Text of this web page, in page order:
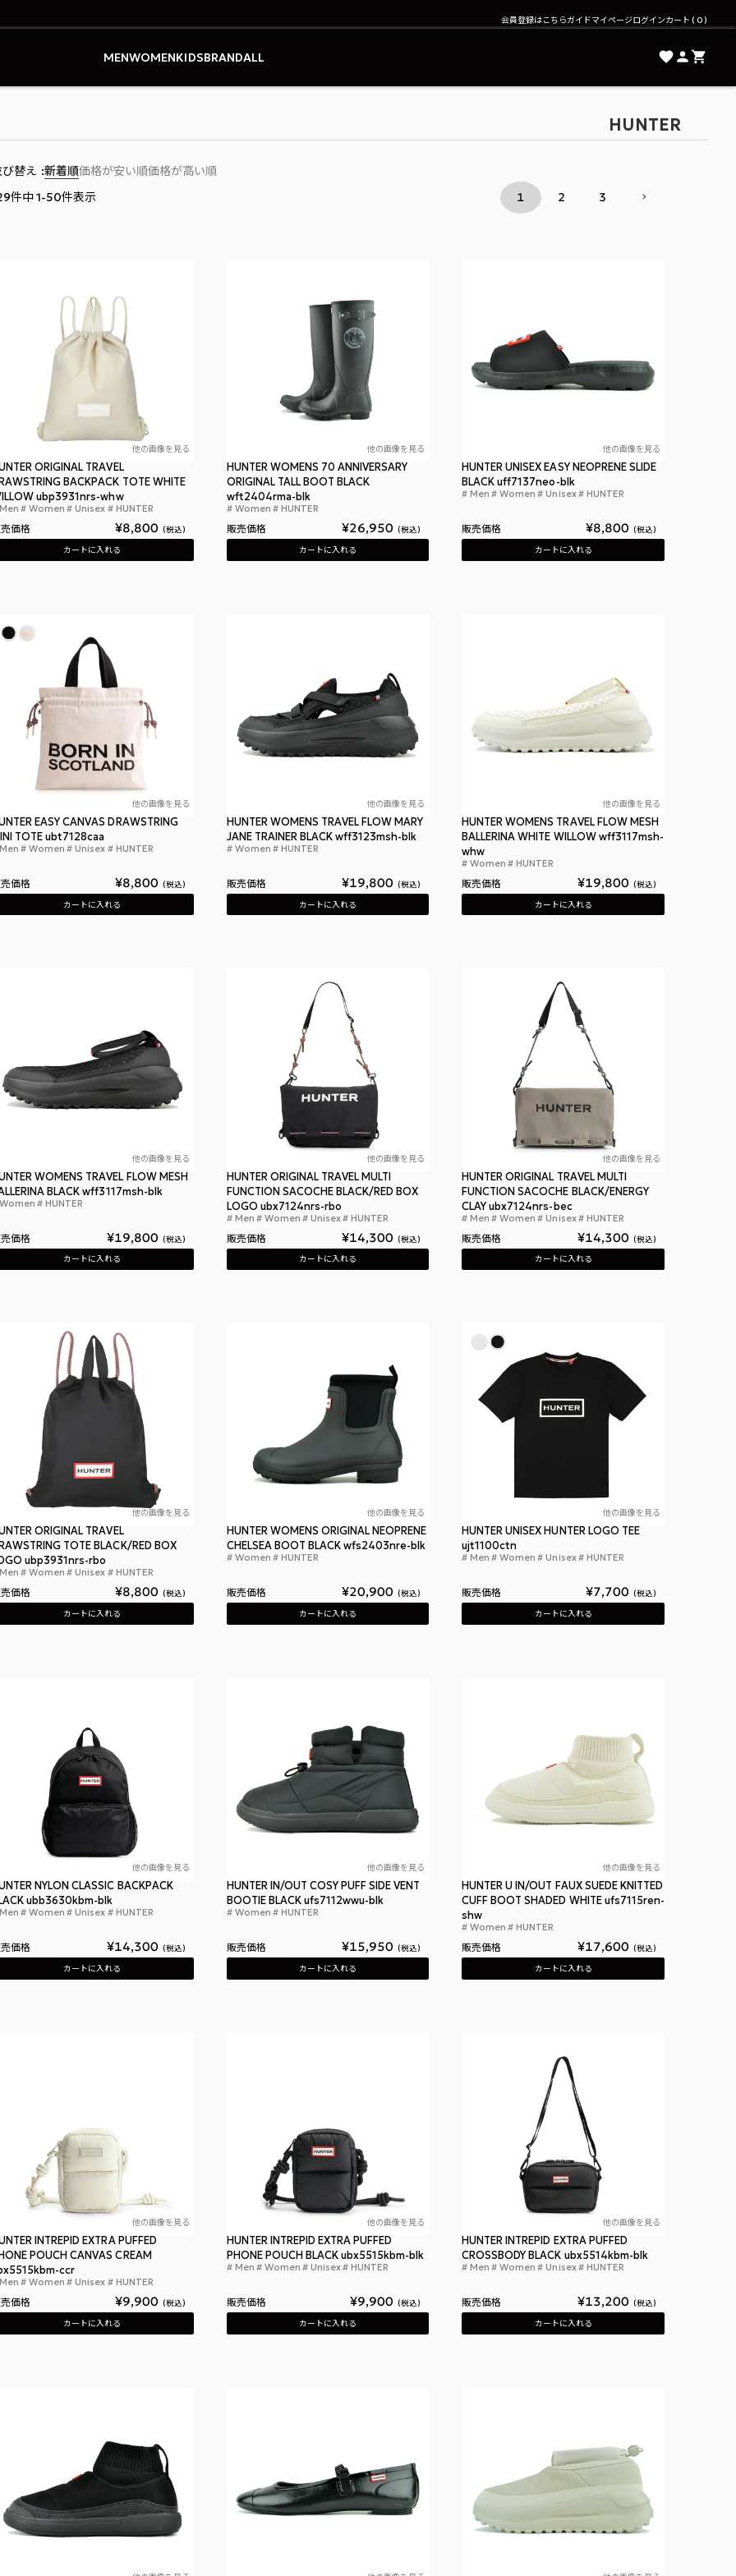
会員登録はこちらガイドマイページログインカート 0
MENWOMENKIDSBRANDALL
HUNTER
替え 新着順価格が安い順価格が高い順
件中1-50件表示 1 2 3
他の画像を見る
ハンター オリジナル トラベル ドローストリング バックパック トート ホワイトウィロー
ORIGINAL TRAVEL
BACKPACK TOTE WHITE
ubp3931nrs-whw
Men Women Unisex HUNTER
価格 ¥8,800 税込
カートに入れる
他の画像を見る
HUNTER WOMENS 70 ANNIVERSARY
ORIGINAL TALL BOOT BLACK
wft2404rma-blk
Women HUNTER
販売価格 ¥26,950 税込
カートに入れる
他の画像を見る
HUNTER UNISEX EASY NEOPRENE SLIDE
BLACK uff7137neo-blk
Men Women Unisex HUNTER
販売価格 ¥8,800 税込
カートに入れる
他の画像を見る
ハンター イージー キャンバス ドローストリング ミニ トート
EASY CANVAS DRAWSTRING
TOTE ubt7128caa
Men Women Unisex HUNTER
価格 ¥8,800 税込
カートに入れる
他の画像を見る
ハンター ウィメンズ トラベル フロー メッシュ メリージェーン トレーナー ブラック
HUNTER WOMENS TRAVEL FLOW MARY
JANE TRAINER BLACK wff3123msh-blk
Women HUNTER
販売価格 ¥19,800 税込
カートに入れる
他の画像を見る
HUNTER WOMENS TRAVEL FLOW MESH
BALLERINA WHITE WILLOW wff3117msh-
whw
Women HUNTER
販売価格 ¥19,800 税込
カートに入れる
他の画像を見る
ハンター ウィメンズ トラベル フロー メッシュ バレリーナ ブラック
WOMENS TRAVEL FLOW MESH
BLACK wff3117msh-blk
Women HUNTER
価格 ¥19,800 税込
カートに入れる
他の画像を見る
ハンター オリジナル トラベル マルチファンクション サコッシュ ブラック レッド
HUNTER ORIGINAL TRAVEL MULTI
FUNCTION SACOCHE BLACK/RED BOX
LOGO ubx7124nrs-rbo
Men Women Unisex HUNTER
販売価格 ¥14,300 税込
カートに入れる
他の画像を見る
HUNTER ORIGINAL TRAVEL MULTI
FUNCTION SACOCHE BLACK/ENERGY
CLAY ubx7124nrs-bec
Men Women Unisex HUNTER
販売価格 ¥14,300 税込
カートに入れる
他の画像を見る
ORIGINAL TRAVEL
TOTE BLACK/RED BOX
ubp3931nrs-rbo
Men Women Unisex HUNTER
価格 ¥8,800 税込
カートに入れる
他の画像を見る
ハンター ウィメンズ オリジナル ネオプレン チェルシー ブーツ ブラック
HUNTER WOMENS ORIGINAL NEOPRENE
CHELSEA BOOT BLACK wfs2403nre-blk
Women HUNTER
販売価格 ¥20,900 税込
カートに入れる
他の画像を見る
HUNTER UNISEX HUNTER LOGO TEE
ujt1100ctn
Men Women Unisex HUNTER
販売価格 ¥7,700 税込
カートに入れる
他の画像を見る
ハンター ナイロン クラシック バックパック ブラック
NYLON CLASSIC BACKPACK
ubb3630kbm-blk
Men Women Unisex HUNTER
価格 ¥14,300 税込
カートに入れる
他の画像を見る
ハンター イン/アウト コージー パフ サイド ベント ブーティー ブラック
HUNTER IN/OUT COSY PUFF SIDE VENT
BOOTIE BLACK ufs7112wwu-blk
Women HUNTER
販売価格 ¥15,950 税込
カートに入れる
他の画像を見る
HUNTER U IN/OUT FAUX SUEDE KNITTED
CUFF BOOT SHADED WHITE ufs7115ren-
shw
Women HUNTER
販売価格 ¥17,600 税込
カートに入れる
他の画像を見る
INTREPID EXTRA PUFFED
POUCH CANVAS CREAM
ccr
Men Women Unisex HUNTER
価格 ¥9,900 税込
カートに入れる
他の画像を見る
ハンター イントレピッド エクストラ パフド フォンポーチ ブラック
HUNTER INTREPID EXTRA PUFFED
PHONE POUCH BLACK ubx5515kbm-blk
Men Women Unisex HUNTER
販売価格 ¥9,900 税込
カートに入れる
他の画像を見る
HUNTER INTREPID EXTRA PUFFED
CROSSBODY BLACK ubx5514kbm-blk
Men Women Unisex HUNTER
販売価格 ¥13,200 税込
カートに入れる